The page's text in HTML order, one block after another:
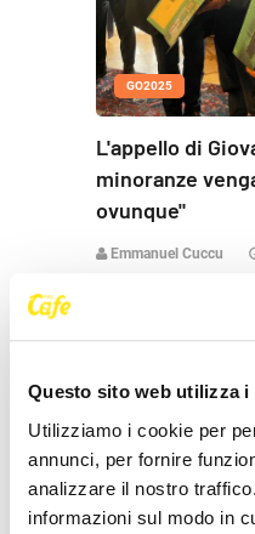
Questo sito web utilizza i
Utilizziamo i cookie per
annunci, per fornire
analizzare il nostro
informazioni sul modo in
GO2025
L'appello di
minoranze
ovunque"
Emmanuel Cuccu